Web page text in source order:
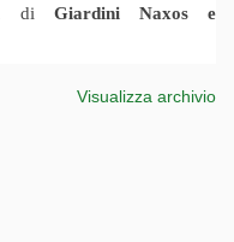
di Giardini Naxos e
Visualizza archivio